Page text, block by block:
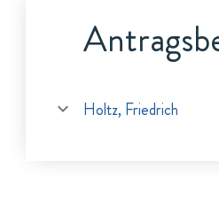
Holtz, Friedrich